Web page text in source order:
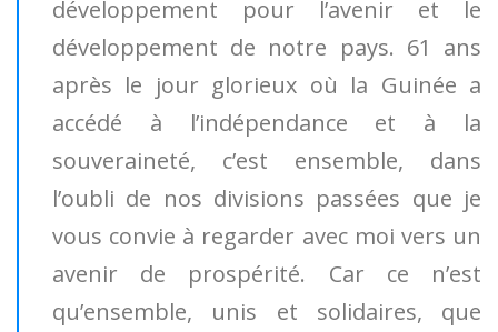
développement pour l’avenir et le
développement de notre pays. 61 ans
après le jour glorieux où la Guinée a
accédé à l’indépendance et à la
souveraineté, c’est ensemble, dans
l’oubli de nos divisions passées que je
vous convie à regarder avec moi vers un
avenir de prospérité. Car ce n’est
qu’ensemble, unis et solidaires, que